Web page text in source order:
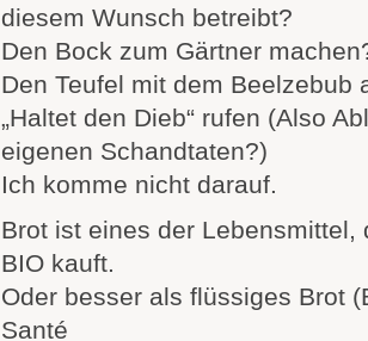
diesem Wunsch betreibt?
Den Bock zum Gärtner
Den Teufel mit dem Beelzebub
„Haltet den Dieb“ rufen (Also
eigenen Schandtaten?)
Ich komme nicht darauf.
Brot ist eines der Lebensmittel,
BIO kauft.
Oder besser als flüssiges Brot
Santé